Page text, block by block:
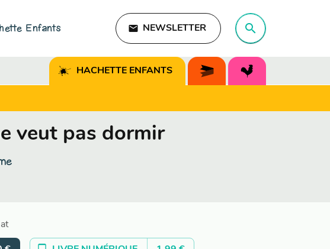
Enfants email NEWSLETTER search
HACHETTE ENFANTS
search
veut pas dormir